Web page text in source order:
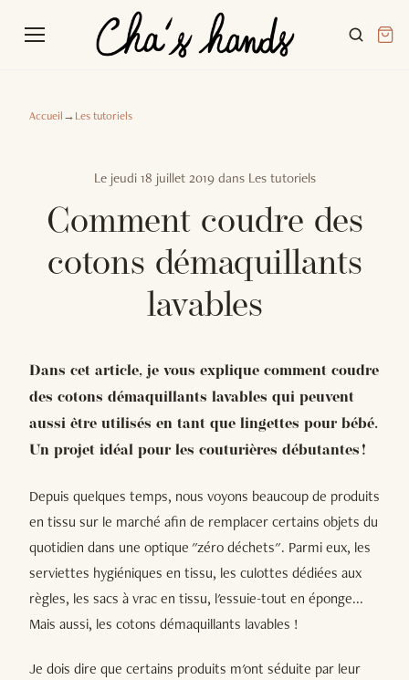
Accueil→Les tutoriels
Le jeudi 18 juillet 2019dans Les tutoriels
Comment coudre des
cotons démaquillants
lavables
Dans cet article, je vous explique comment coudre
des cotons démaquillants lavables qui peuvent
aussi être utilisés en tant que lingettes pour bébé.
Un projet idéal pour les couturières débutantes !
Depuis quelques temps, nous voyons beaucoup de produits
en tissu sur le marché afin de remplacer certains objets du
quotidien dans une optique "zéro déchets". Parmi eux, les
serviettes hygiéniques en tissu, les culottes dédiées aux
règles, les sacs à vrac en tissu, l'essuie-tout en éponge...
Mais aussi, les cotons démaquillants lavables !
Je dois dire que certains produits m'ont séduite par leur